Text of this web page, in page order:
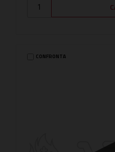
CONFRONTA